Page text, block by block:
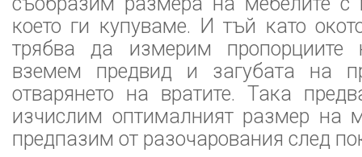
което ги купуваме. И тъй като
трябва да измерим пропорциите
вземем предвид и загубата на
отварянето на вратите. Така
изчислим оптималният размер на
предпазим от разочарования след